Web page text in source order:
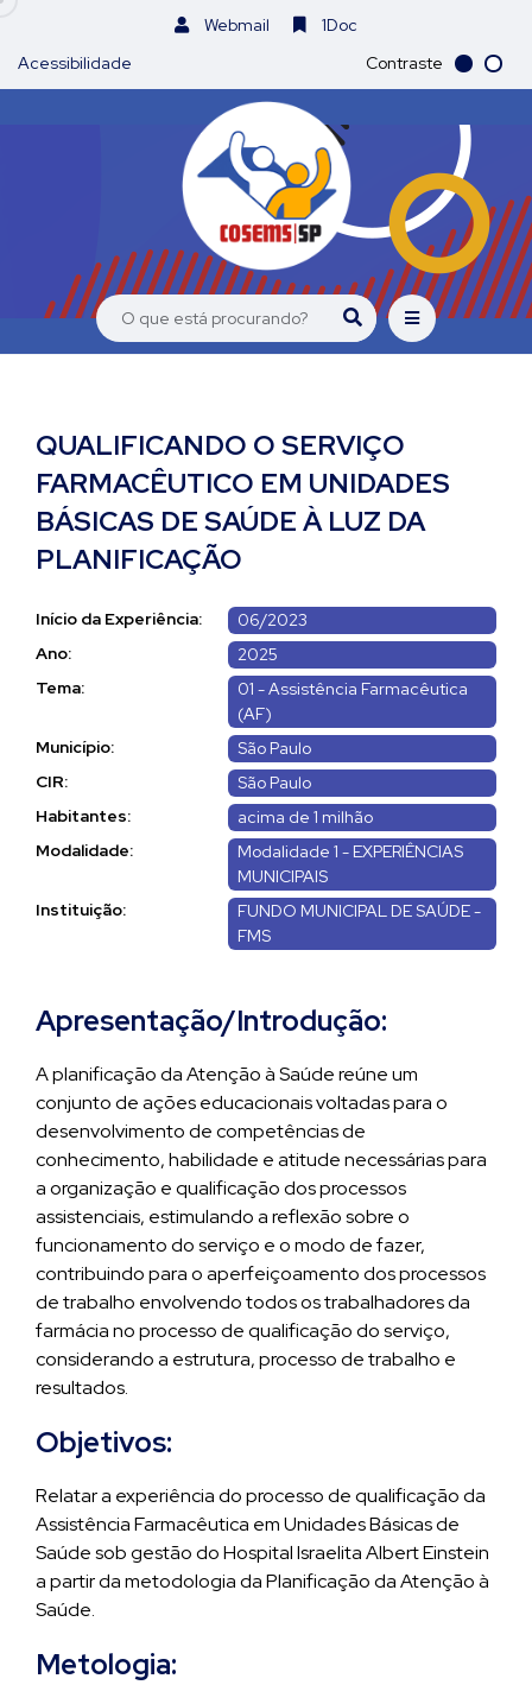
Webmail
1Doc
Acessibilidade
Contraste
QUALIFICANDO O SERVIÇO
FARMACÊUTICO EM UNIDADES
BÁSICAS DE SAÚDE À LUZ DA
PLANIFICAÇÃO
Início da Experiência:
06/2023
Ano:
2025
Tema:
01 - Assistência Farmacêutica
(AF)
Município:
São Paulo
CIR:
São Paulo
Habitantes:
acima de 1 milhão
Modalidade:
Modalidade 1 - EXPERIÊNCIAS
MUNICIPAIS
Instituição:
FUNDO MUNICIPAL DE SAÚDE -
FMS
Apresentação/Introdução:
A planificação da Atenção à Saúde reúne um
conjunto de ações educacionais voltadas para o
desenvolvimento de competências de
conhecimento, habilidade e atitude necessárias para
a organização e qualificação dos processos
assistenciais, estimulando a reflexão sobre o
funcionamento do serviço e o modo de fazer,
contribuindo para o aperfeiçoamento dos processos
de trabalho envolvendo todos os trabalhadores da
farmácia no processo de qualificação do serviço,
considerando a estrutura, processo de trabalho e
resultados.
Objetivos:
Relatar a experiência do processo de qualificação da
Assistência Farmacêutica em Unidades Básicas de
Saúde sob gestão do Hospital Israelita Albert Einstein
a partir da metodologia da Planificação da Atenção à
Saúde.
Metologia: